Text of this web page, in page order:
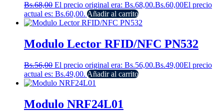
Bs.68,00 El precio original era: Bs.68,00.Bs.60,00El precio
actual es: Bs.60,00. Añadir al carrito
Modulo Lector RFID/NFC PN532
Bs.56,00 El precio original era: Bs.56,00.Bs.49,00El precio
actual es: Bs.49,00. Añadir al carrito
Modulo NRF24L01